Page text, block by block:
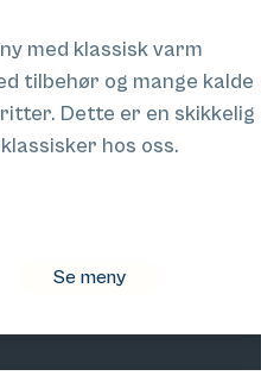
med klassisk varm
tilbehør og mange kalde
Dette er en skikkelig
hos oss.
Se meny